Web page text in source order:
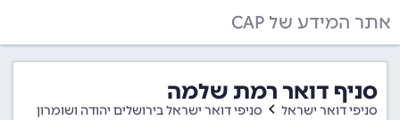
אתר המידע של CAP
סניף דואר רמת שלמה
סניפי דואר ישראל סניפי דואר ישראל בירושלים יהודה ושומרון